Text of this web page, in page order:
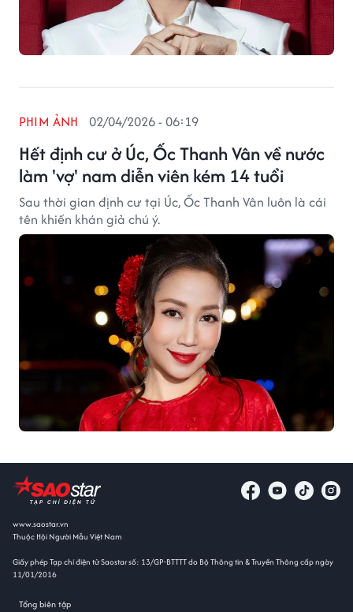
Hết định cư ở Úc, Ốc Thanh Vân về nước
làm 'vợ' nam diễn viên kém 14 tuổi
PHIM ẢNH 02/04/2026 - 06:19
Sau thời gian định cư tại Úc, Ốc Thanh Vân luôn là cái
tên khiến khán giả chú ý.
www.saostar.vn
Thuộc Hội Người Mẫu Việt Nam
Giấy phép Tạp chí điện tử Saostar số: 13/GP-BTTTT do Bộ Thông tin & Truyền Thông cấp ngày
11/01/2016
Tổng biên tập